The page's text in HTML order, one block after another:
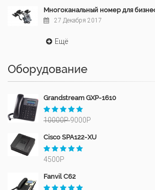
Многоканальный номер для
27 Декабря 2017
Ещё
Оборудование
Grandstream GXP-1610
10000Р9000Р
Cisco SPA122-XU
4500Р
Fanvil C62